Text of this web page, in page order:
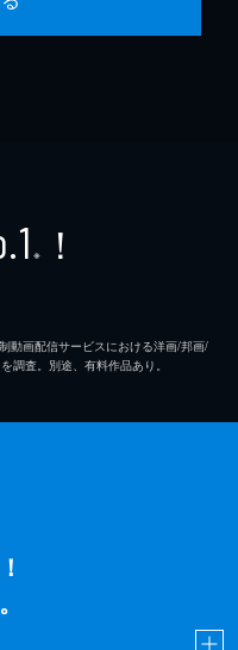
※ ！
動画配信サービスにおける洋画/邦画/
調査。別途、有料作品あり。